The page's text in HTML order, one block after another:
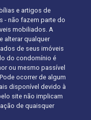
e artigos de
- não fazem parte do
mobiliados. A
alterar qualquer
de seus imóveis
do condomínio é
ou mesmo passível
ocorrer de algum
disponível devido à
site não implicam
de quaisquer